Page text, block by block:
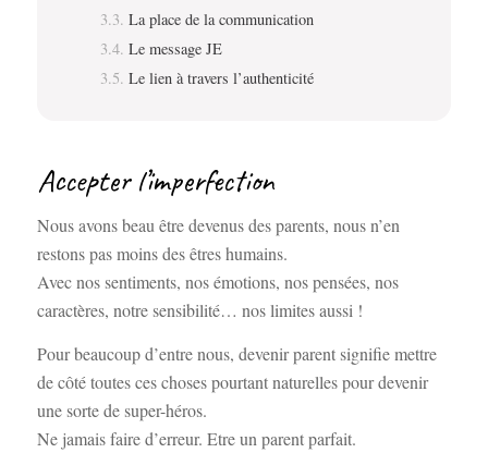
La place de la communication
Le message JE
Le lien à travers l’authenticité
Accepter l’imperfection
Nous avons beau être devenus des parents, nous n’en
restons pas moins des êtres humains.
Avec nos sentiments, nos émotions, nos pensées, nos
caractères, notre sensibilité… nos limites aussi !
Pour beaucoup d’entre nous, devenir parent signifie mettre
de côté toutes ces choses pourtant naturelles pour devenir
une sorte de super-héros.
Ne jamais faire d’erreur. Etre un parent parfait.